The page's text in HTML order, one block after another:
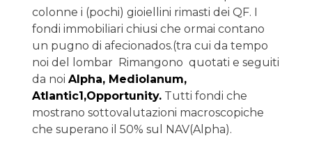
colonne i (pochi) gioiellini rimasti dei QF. I
fondi immobiliari chiusi che ormai contano
un pugno di afecionados.(tra cui da tempo
noi del lombar Rimangono quotati e seguiti
da noi Alpha, Mediolanum,
Atlantic1,Opportunity. Tutti fondi che
mostrano sottovalutazioni macroscopiche
che superano il 50% sul NAV(Alpha).